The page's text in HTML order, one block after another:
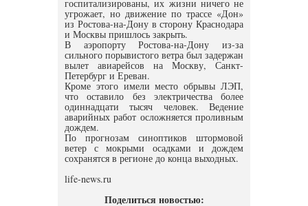
госпитализированы, их жизни ничего не
угрожает, но движение по трассе «Дон»
из Ростова-на-Дону в сторону Краснодара
и Москвы пришлось закрыть.
В аэропорту Ростова-на-Дону из-за
сильного порывистого ветра был задержан
вылет авиарейсов на Москву, Санкт-
Петербург и Ереван.
Кроме этого имели место обрывы ЛЭП,
что оставило без электричества более
одиннадцати тысяч человек. Ведение
аварийных работ осложняется проливным
дождем.
По прогнозам синоптиков штормовой
ветер с мокрыми осадками и дождем
сохранятся в регионе до конца выходных.
life-news.ru
Поделиться новостью: